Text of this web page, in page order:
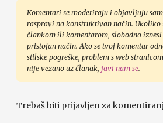
Komentari se moderiraju i objavljuju
raspravi na konstruktivan način. Ukoliko
člankom ili komentarom, slobodno
pristojan način. Ako se tvoj komentar
stilske pogreške, problem s web
nije vezano uz članak, javi nam se.
Trebaš biti prijavljen za